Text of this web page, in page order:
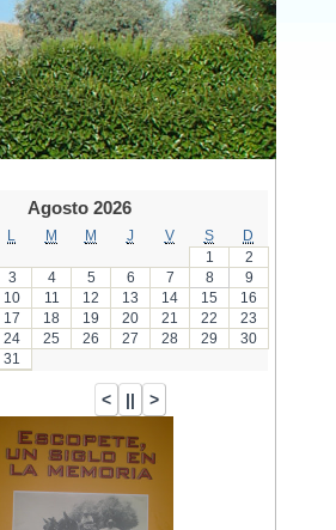
Agosto 2026
M M J V S
D
1
2
3
4 5 6 7 8
9
10
11 12 13 14 15
16
17
18 19 20 21 22
23
24
25 26 27 28 29
30
31